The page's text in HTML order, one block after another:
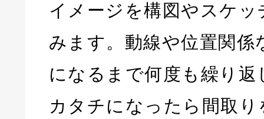
イメージを構図やスケ
みます。動線や位置関係
になるまで何度も繰り
カタチになったら間取